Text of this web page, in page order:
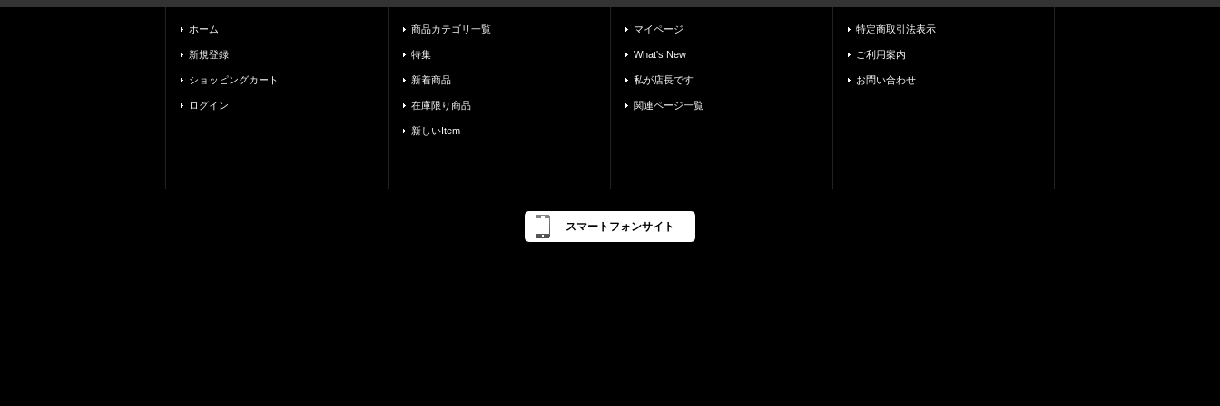
ホーム
新規登録
ショッピングカート
ログイン
商品カテゴリ一覧
特集
新着商品
在庫限り商品
新しいItem
マイページ
What's New
私が店長です
関連ページ一覧
特定商取引法表示
ご利用案内
お問い合わせ
スマートフォンサイト